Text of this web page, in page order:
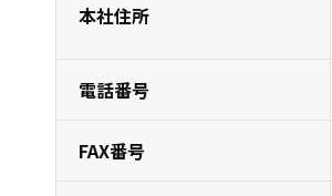
本社住所
電話番号
FAX番号